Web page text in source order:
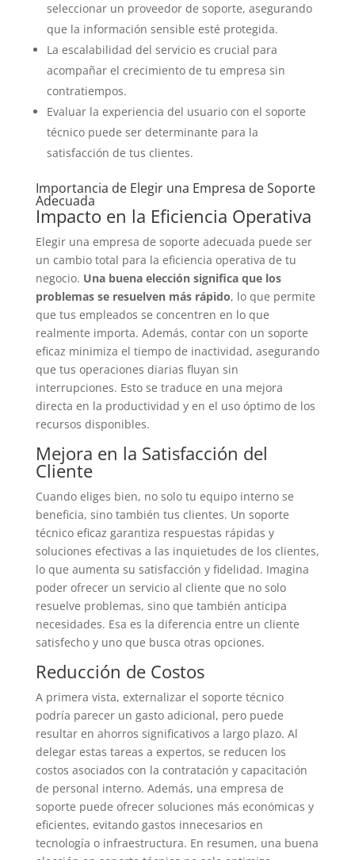
seleccionar un proveedor de soporte, asegurando
que la información sensible esté protegida.
La escalabilidad del servicio es crucial para
acompañar el crecimiento de tu empresa sin
contratiempos.
Evaluar la experiencia del usuario con el soporte
técnico puede ser determinante para la
satisfacción de tus clientes.
Importancia de Elegir una Empresa de Soporte
Adecuada
Impacto en la Eficiencia Operativa
Elegir una empresa de soporte adecuada puede ser
un cambio total para la eficiencia operativa de tu
negocio. Una buena elección significa que los
problemas se resuelven más rápido, lo que permite
que tus empleados se concentren en lo que
realmente importa. Además, contar con un soporte
eficaz minimiza el tiempo de inactividad, asegurando
que tus operaciones diarias fluyan sin
interrupciones. Esto se traduce en una mejora
directa en la productividad y en el uso óptimo de los
recursos disponibles.
Mejora en la Satisfacción del
Cliente
Cuando eliges bien, no solo tu equipo interno se
beneficia, sino también tus clientes. Un soporte
técnico eficaz garantiza respuestas rápidas y
soluciones efectivas a las inquietudes de los clientes,
lo que aumenta su satisfacción y fidelidad. Imagina
poder ofrecer un servicio al cliente que no solo
resuelve problemas, sino que también anticipa
necesidades. Esa es la diferencia entre un cliente
satisfecho y uno que busca otras opciones.
Reducción de Costos
A primera vista, externalizar el soporte técnico
podría parecer un gasto adicional, pero puede
resultar en ahorros significativos a largo plazo. Al
delegar estas tareas a expertos, se reducen los
costos asociados con la contratación y capacitación
de personal interno. Además, una empresa de
soporte puede ofrecer soluciones más económicas y
eficientes, evitando gastos innecesarios en
tecnología o infraestructura. En resumen, una buena